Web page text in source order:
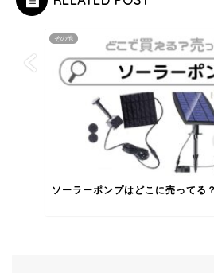
その他
ソーラーポンプはどこに売ってる